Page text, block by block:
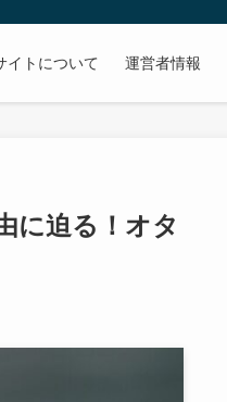
イトについて 運営者情報
に迫る！オタ